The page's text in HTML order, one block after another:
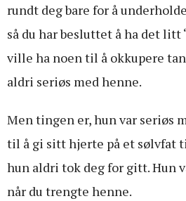
rundt deg bare for å
så du har besluttet å ha det litt
ville ha noen til å okkupere
aldri seriøs med henne.
Men tingen er, hun var seriøs
til å gi sitt hjerte på et sølvfat
hun aldri tok deg for gitt. Hun
når du trengte henne.